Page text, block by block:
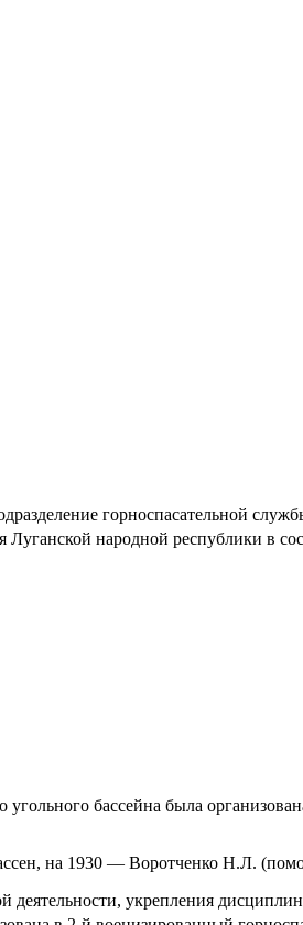
горноспасательной
народной республики в
бассейна была
на 1930 — Воротченко Н.Л.
деятельности, укрепления